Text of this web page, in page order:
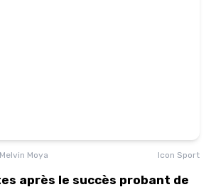
Melvin Moya Icon Sport
après le succès probant de